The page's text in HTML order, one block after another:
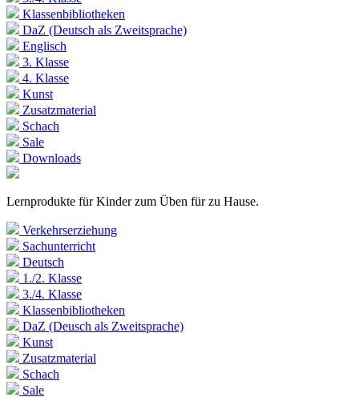
Klassenbibliotheken
DaZ (Deutsch als Zweitsprache)
Englisch
3. Klasse
4. Klasse
Kunst
Zusatzmaterial
Schach
Sale
Downloads
Lernprodukte für Kinder zum Üben für zu Hause.
Verkehrserziehung
Sachunterricht
Deutsch
1./2. Klasse
3./4. Klasse
Klassenbibliotheken
DaZ (Deusch als Zweitsprache)
Kunst
Zusatzmaterial
Schach
Sale